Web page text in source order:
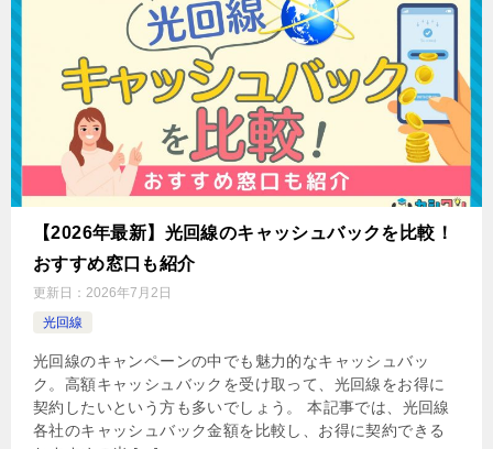
【2026年最新】光回線のキャッシュバックを比較！
おすすめ窓口も紹介
更新日： 2026年7月2日
光回線
光回線のキャンペーンの中でも魅力的なキャッシュバッ
ク。高額キャッシュバックを受け取って、光回線をお得に
契約したいという方も多いでしょう。 本記事では、光回線
各社のキャッシュバック金額を比較し、お得に契約できる